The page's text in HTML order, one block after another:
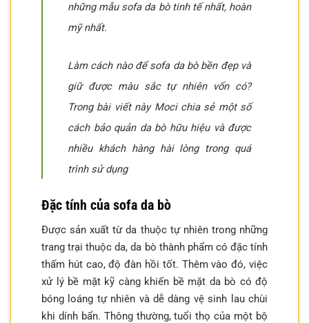
những mẫu sofa da bò tinh tế nhất, hoàn
mỹ nhất.
Làm cách nào để sofa da bò bền đẹp và
giữ được màu sắc tự nhiên vốn có?
Trong bài viết này Moci chia sẻ một số
cách bảo quản da bò hữu hiệu và được
nhiều khách hàng hài lòng trong quá
trình sử dụng
Đặc tính của sofa da bò
Được sản xuất từ da thuộc tự nhiên trong những
trang trại thuộc da, da bò thành phẩm có đặc tính
thấm hút cao, độ đàn hồi tốt. Thêm vào đó, việc
xử lý bề mặt kỹ càng khiến bề mặt da bò có độ
bóng loáng tự nhiên và dễ dàng vệ sinh lau chùi
khi dính bẩn. Thông thường, tuổi thọ của một bộ